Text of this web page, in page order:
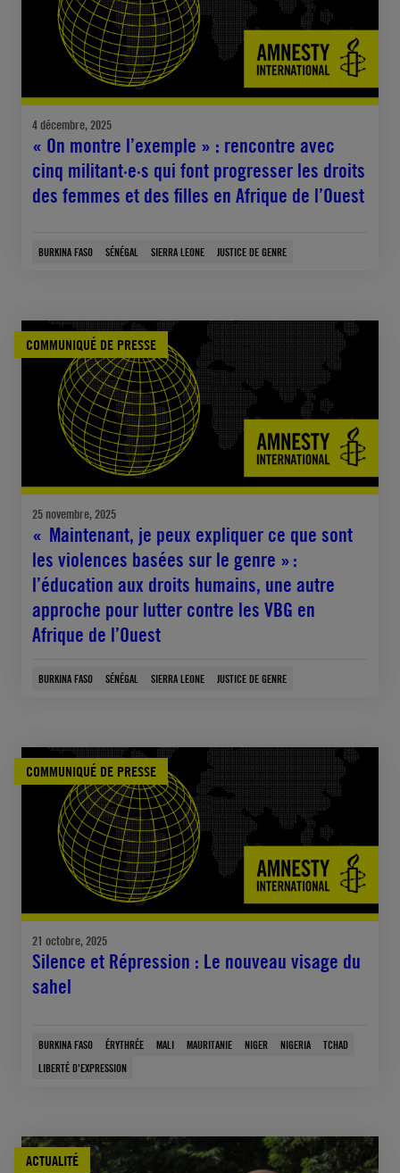
4 décembre, 2025
« On montre l’exemple » : rencontre avec
cinq militant·e·s qui font progresser les droits
des femmes et des filles en Afrique de l’Ouest
BURKINA FASO SÉNÉGAL SIERRA LEONE JUSTICE DE GENRE
COMMUNIQUÉ DE PRESSE
25 novembre, 2025
« Maintenant, je peux expliquer ce que sont
les violences basées sur le genre » :
l’éducation aux droits humains, une autre
approche pour lutter contre les VBG en
Afrique de l’Ouest
BURKINA FASO SÉNÉGAL SIERRA LEONE JUSTICE DE GENRE
COMMUNIQUÉ DE PRESSE
21 octobre, 2025
Silence et Répression : Le nouveau visage du
sahel
BURKINA FASO ÉRYTHRÉE MALI MAURITANIE NIGER NIGERIA
TCHAD
LIBERTÉ D'EXPRESSION
ACTUALITÉ